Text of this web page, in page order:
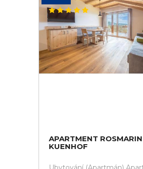
APARTMENT
KUENHOF